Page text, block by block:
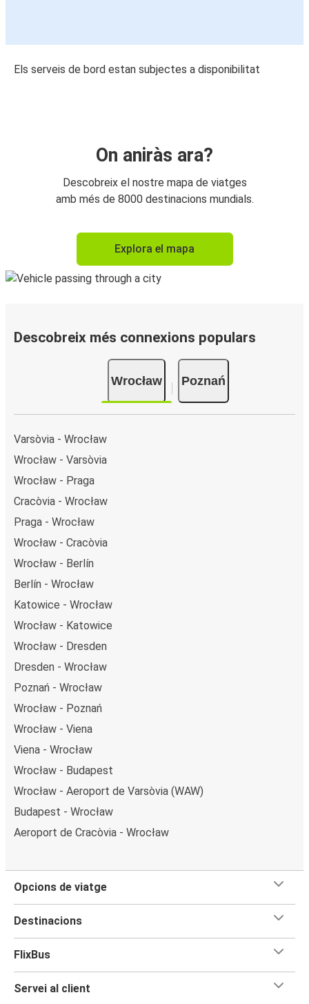
Els serveis de bord estan subjectes a disponibilitat
On aniràs ara?
Descobreix el nostre mapa de viatges
amb més de 8000 destinacions mundials.
Explora el mapa
Descobreix més connexions populars
Wrocław Poznań
Varsòvia - Wrocław
Wrocław - Varsòvia
Wrocław - Praga
Cracòvia - Wrocław
Praga - Wrocław
Wrocław - Cracòvia
Wrocław - Berlín
Berlín - Wrocław
Katowice - Wrocław
Wrocław - Katowice
Wrocław - Dresden
Dresden - Wrocław
Poznań - Wrocław
Wrocław - Poznań
Wrocław - Viena
Viena - Wrocław
Wrocław - Budapest
Wrocław - Aeroport de Varsòvia (WAW)
Budapest - Wrocław
Aeroport de Cracòvia - Wrocław
Opcions de viatge
Destinacions
FlixBus
Servei al client